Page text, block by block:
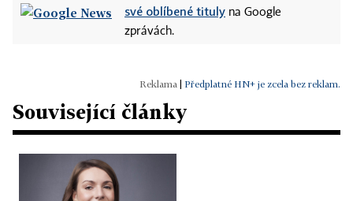
své oblíbené tituly na Google
zprávách.
Předplatné HN+ je zcela bez reklam.
Související články